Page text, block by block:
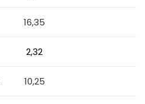
16,35
2,32
10,25